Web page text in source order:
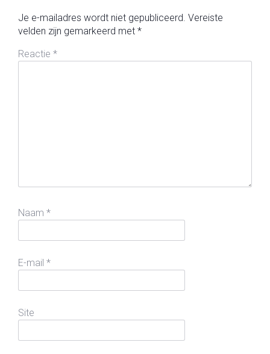
Je e-mailadres wordt niet gepubliceerd. Vereiste
velden zijn gemarkeerd met *
Reactie *
Naam *
E-mail *
Site